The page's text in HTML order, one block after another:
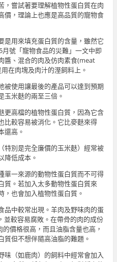
，嘗試著要理解植物性蛋白質在肉
價，理論上也應是高品質的寵物食
是用來填充蛋白質的含量，雖然它
號「寵物食品的災難」一文中即
醬、混合的肉及仿肉素食(meat
在肉塊及肉汁的溼飼料上。
被使用讓最後的產品可以達到預期
玉米麩的兩至三倍。
更高檔的植物性蛋白質，因為它含
比較容易被消化。它比麥麩來得
還高。
特別是完全廉價的玉米麩）經常被
降低成本。
單一來源的動物性蛋白質而不可得
質。若加入太多動物性蛋白質來
，也會加入植物性蛋白質。
品中較常出現。羊肉及野味肉的蛋
並較容易腐敗。在帶骨的肉的成份
價格很高，而且油脂含量也高，
質但不想伴隨高油脂的難題。
味（如鹿肉）的飼料中經常會加入